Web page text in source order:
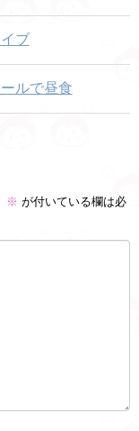
ブ
ルで昼食
※ が付いている欄は必